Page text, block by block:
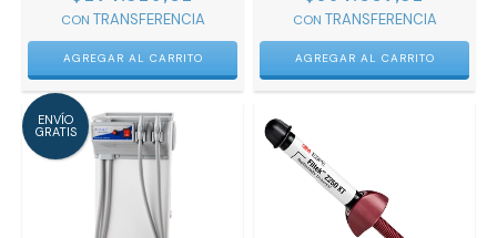
CON CON
ENVÍO
GRATIS